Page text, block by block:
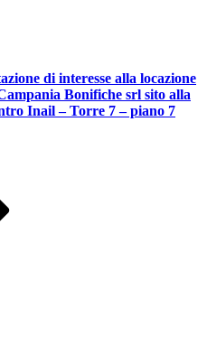
di interesse alla locazione
Bonifiche srl sito alla
Inail – Torre 7 – piano 7